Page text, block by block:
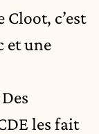
Cloot, c’est
et une
les fait